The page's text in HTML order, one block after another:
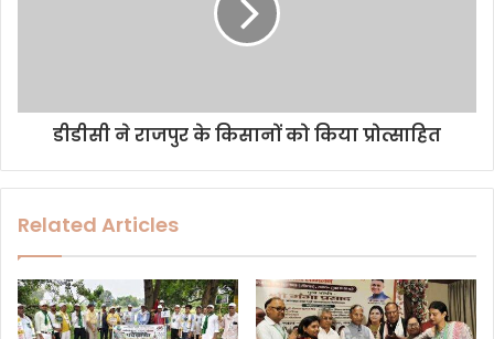
डीडीसी ने राजपुर के किसानों को किया प्रोत्साहित
Related Articles